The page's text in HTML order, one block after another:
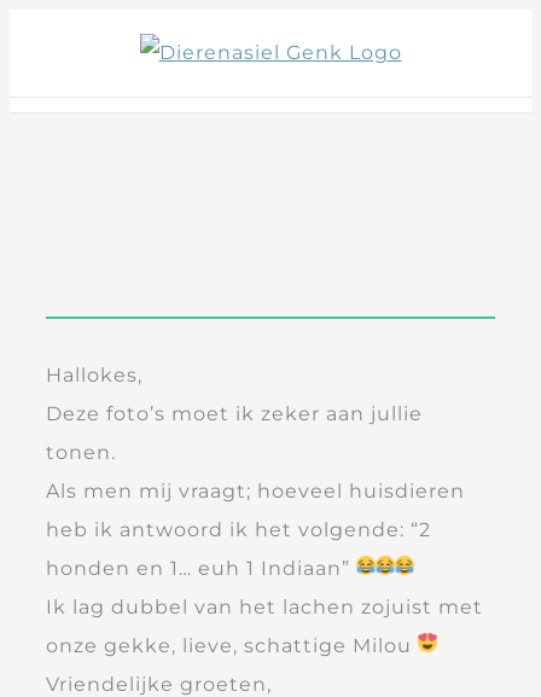
content
Hallokes,
Deze foto’s moet ik zeker aan jullie
tonen.
Als men mij vraagt; hoeveel huisdieren
heb ik antwoord ik het volgende: “2
honden en 1… euh 1 Indiaan”
Ik lag dubbel van het lachen zojuist met
onze gekke, lieve, schattige Milou
Vriendelijke groeten,